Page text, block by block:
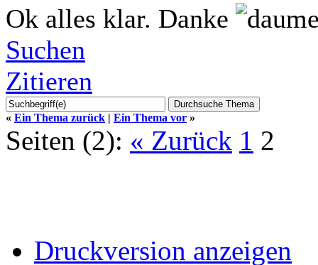
Ok alles klar. Danke
Suchen
Zitieren
« Ein Thema zurück | Ein Thema vor »
Seiten (2): « Zurück 1 2
Druckversion anzeigen